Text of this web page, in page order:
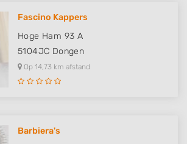
Fascino Kappers
Hoge Ham 93 A
5104JC Dongen
Op 14,73 km afstand
Barbiera's